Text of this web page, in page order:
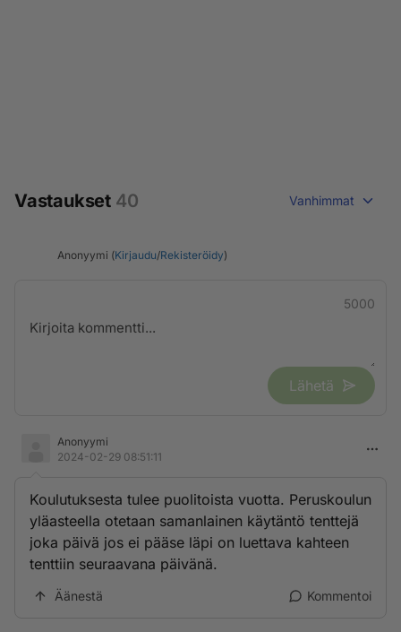
Vastaukset 40 Vanhimmat
Anonyymi (Kirjaudu/Rekisteröidy)
5000
Lähetä
Anonyymi
2024-02-29 08:51:11
Koulutuksesta tulee puolitoista vuotta. Peruskoulun
yläasteella otetaan samanlainen käytäntö tenttejä
joka päivä jos ei pääse läpi on luettava kahteen
tenttiin seuraavana päivänä.
Äänestä Kommentoi